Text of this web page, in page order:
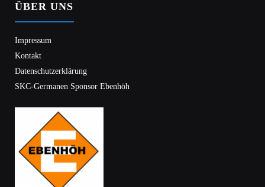
ÜBER UNS
Impressum
Kontakt
Datenschutzerklärung
SKC-Germanen Sponsor Ebenhöh